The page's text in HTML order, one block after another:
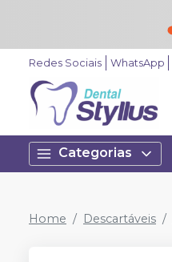
Redes Sociais WhatsApp
Categorias
Home Descartáveis